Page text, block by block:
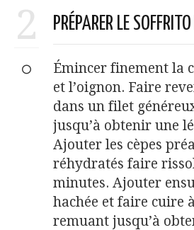
2 PRÉPARER LE
Émincer finement la
et l’oignon. Faire
dans un filet
jusqu’à obtenir une
Ajouter les cèpes
réhydratés faire
minutes. Ajouter
hachée et faire cuire
remuant jusqu’à